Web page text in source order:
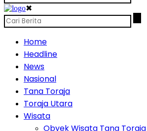
✖
Home
Headline
News
Nasional
Tana Toraja
Toraja Utara
Wisata
Obyek Wisata Tana Toraja